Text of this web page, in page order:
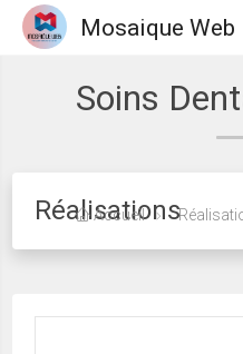
Mosaique Web
Soins
Réalisations
Accueil